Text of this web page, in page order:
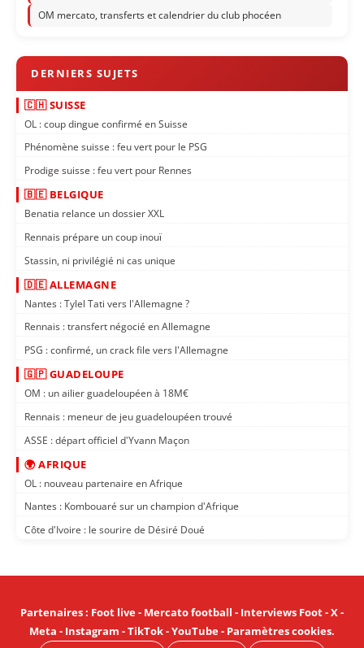
OM mercato, transferts et calendrier du club phocéen
🇨🇭 SUISSE
OL : coup dingue confirmé en Suisse
Phénomène suisse : feu vert pour le PSG
Prodige suisse : feu vert pour Rennes
🇧🇪 BELGIQUE
Benatia relance un dossier XXL
Rennais prépare un coup inouï
Stassin, ni privilégié ni cas unique
🇩🇪 ALLEMAGNE
Nantes : Tylel Tati vers l'Allemagne ?
Rennais : transfert négocié en Allemagne
PSG : confirmé, un crack file vers l'Allemagne
🇬🇵 GUADELOUPE
OM : un ailier guadeloupéen à 18M€
Rennais : meneur de jeu guadeloupéen trouvé
ASSE : départ officiel d'Yvann Maçon
🌍 AFRIQUE
OL : nouveau partenaire en Afrique
Nantes : Kombouaré sur un champion d'Afrique
Côte d'Ivoire : le sourire de Désiré Doué
Partenaires: Foot live- Mercato football - Interviews Foot-X-
Meta - Instagram -TikTok-YouTube- Paramètres cookies.